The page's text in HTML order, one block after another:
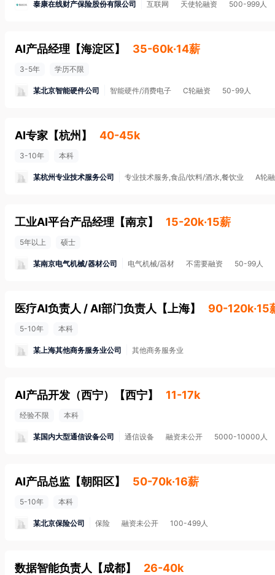
泰康在线财产保险股份有限公司 互联网 天使轮融资 500-999人
AI产品经理 【海淀区】 35-60k·14薪
3-5年 学历不限
某北京智能硬件公司 智能硬件/消费电子 C轮融资 50-99人
AI专家 【杭州 】 40-45k
3-10年 本科
某杭州专业技术服务公司 专业技术服务,食品/饮料/酒水,餐饮业 A轮
工业AI平台产品经理 【南京】 15-20k·15薪
5年以上 硕士
某南京电气机械/器材公司 电气机械/器材 不需要融资 50-99人
医疗AI负责人 / AI部门负责人 【 上海】 90-120k·15
5-10年 本科
某上海其他商务服务业公司 其他商务服务业
AI产品开发（西宁） 【西宁】 11-17k
经验不限 本科
某国内大型通信设备公司 通信设备 融资未公开 5000-10000人
AI产品总监 【朝阳区】 50-70k·16薪
5-10年 本科
某北京保险公司 保险 融资未公开 100-499人
数据智能负责人 【成都】 26-40k